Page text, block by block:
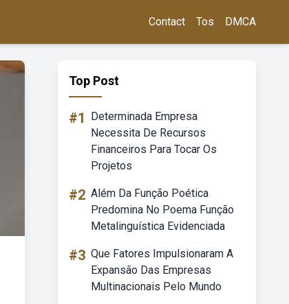
Contact Tos DMCA
Top Post
#1
Determinada Empresa
Necessita De Recursos
Financeiros Para Tocar Os
Projetos
#2 Além Da Função Poética
Predomina No Poema Função
Metalinguística Evidenciada
#3 Que Fatores Impulsionaram A
Expansão Das Empresas
Multinacionais Pelo Mundo